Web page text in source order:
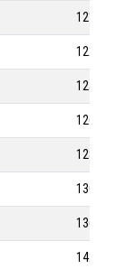
1216-8M
1224-8M
1256-8M
1264-8M
1280-8M
1304-8M
1360-8M
1424-8M